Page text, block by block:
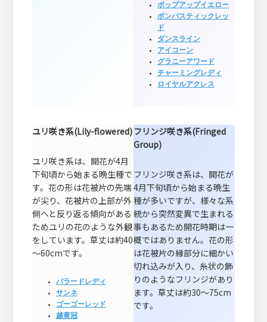
ポップアップイエロー
ボンバスティックレッ
ド
ダンスライン
アイコーン
グラニーアワード
チャーミングレディ
ロイヤルアクレス
ユリ咲き系(Lily-flowered)
ユリ咲き系は、開花が4月
下旬頃から始まる晩生種で
す。花の形は花被片の先端
が尖り、花被片の上部が外
側へと反り返る傾向がある
ためユリの花のような外観
をしています。草丈は約40
～60cmです。
バラードレディ
サンネ
ゴーゴーレッド
越黄冠
フリンジ咲き系(Fringed
Group)
フリンジ咲き系は、開花が
4月下旬頃から始まる晩生
種が多いですが、様々な系
統から突然変異で生まれる
事もあるため開花時期は一
概ではありません。花の形
は花被片の縁部分に細かい
切れ込みが入り、糸状の飾
りのようなフリンジがあり
ます。草丈は約30～75cm
です。